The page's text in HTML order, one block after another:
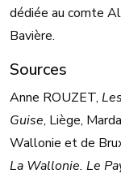
dédiée au comte
Bavière.
Sources
Anne ROUZET,
Guise, Liège,
Wallonie et de
La Wallonie. Le